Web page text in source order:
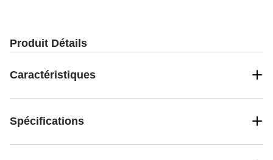
Produit Détails
Caractéristiques
Spécifications